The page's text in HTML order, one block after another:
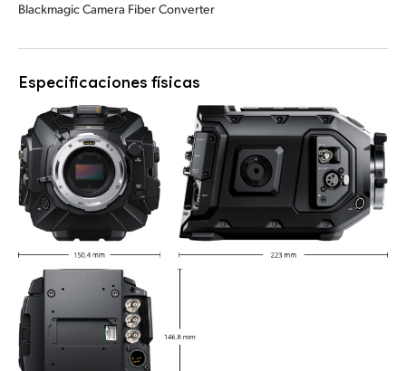
Blackmagic Camera Fiber Converter
Especificaciones físicas